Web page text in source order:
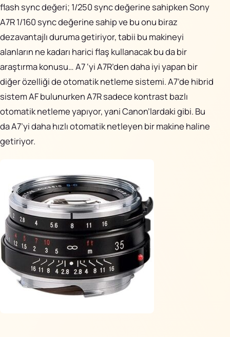
flash sync değeri; 1/250 sync değerine sahipken Sony
A7R 1/160 sync değerine sahip ve bu onu biraz
dezavantajlı duruma getiriyor, tabii bu makineyi
alanların ne kadarı harici flaş kullanacak bu da bir
araştırma konusu… A7 ‘yi A7R’den daha iyi yapan bir
diğer özelliği de otomatik netleme sistemi. A7’de hibrid
sistem AF bulunurken A7R sadece kontrast bazlı
otomatik netleme yapıyor, yani Canon’lardaki gibi. Bu
da A7’yi daha hızlı otomatik netleyen bir makine haline
getiriyor.